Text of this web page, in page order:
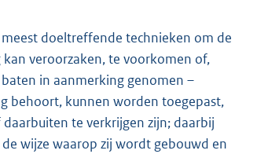
doeltreffende technieken om de
veroorzaken, te voorkomen of,
in aanmerking genomen –
behoort, kunnen worden toegepast,
te verkrijgen zijn; daarbij
wijze waarop zij wordt gebouwd en